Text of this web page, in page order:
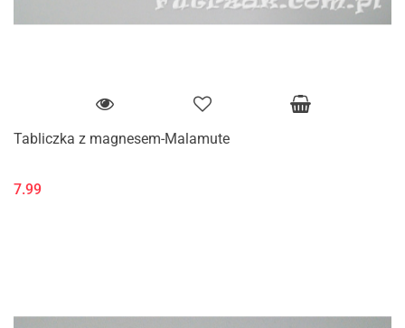
Tabliczka z magnesem-Malamute
7.99